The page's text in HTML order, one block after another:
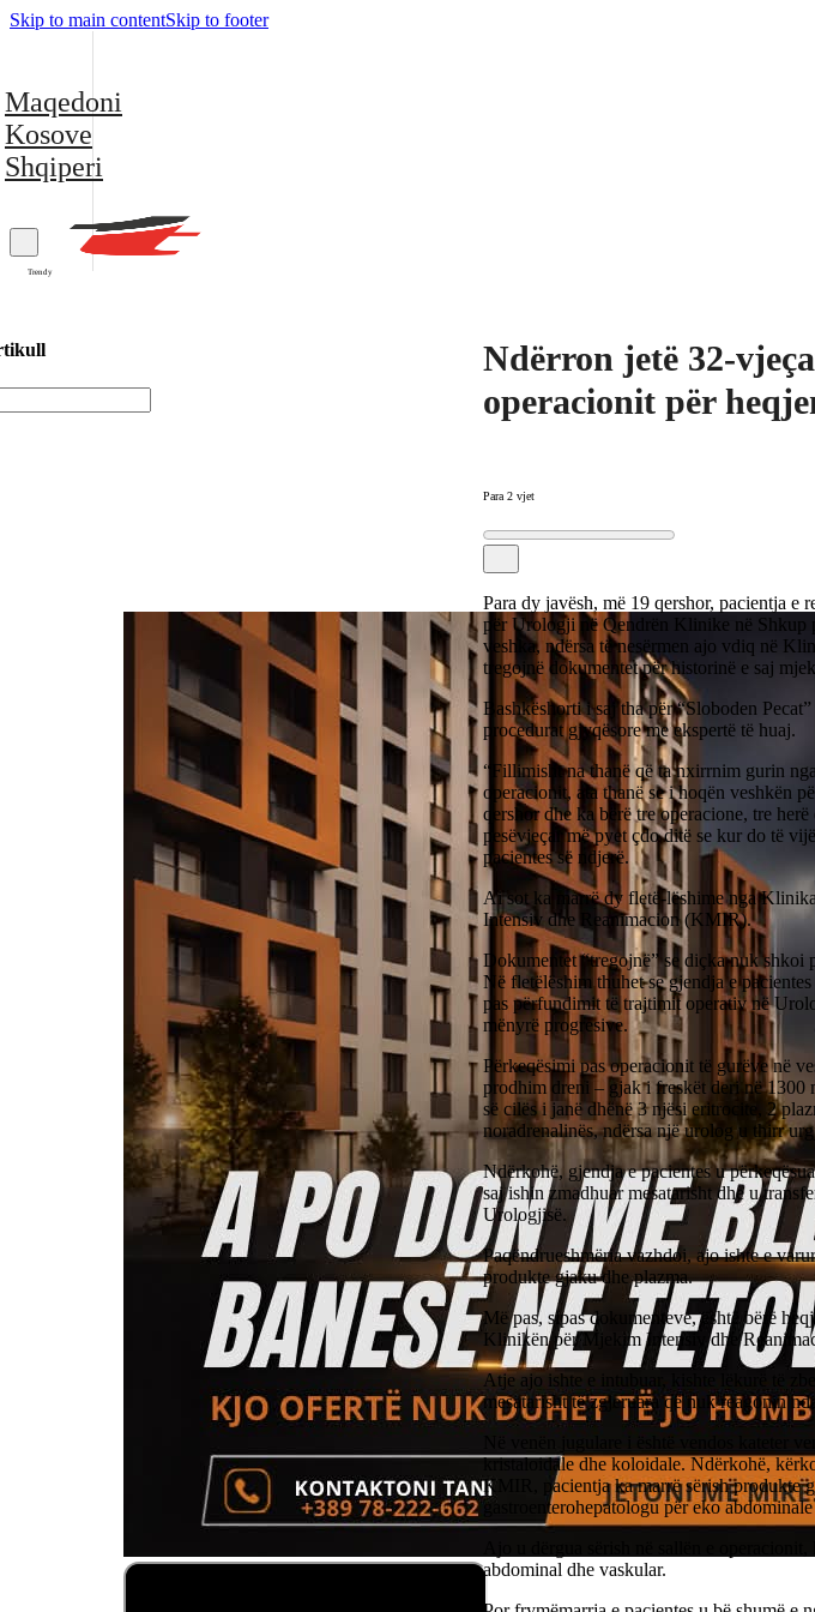
Skip to main contentSkip to footer
Maqedoni
Kosove
Shqiperi
Trendy
Ndërron jetë 32-
operacionit për
Para 2 vjet
Para dy javësh, më 19 qershor, pacientja
për Urologji në Qendrën Klinike në Shkup
veshka, ndërsa të nesërmen ajo vdiq në
tregojnë dokumentet për historinë e saj
Bashkëshorti i saj tha për “Sloboden Pecat”
procedurat gjyqësore me ekspertë të huaj.
“Fillimisht na thanë që ta nxirrnim gurin
operacionit, ata thanë se i hoqën veshkën
qershor dhe ka bërë tre operacione, tre
pesëvjeçar më pyet çdo ditë se kur do të
pacientes së ndjerë.
Ai sot ka marrë dy fletë-lëshime nga
Intensiv dhe Reanimacion (KMIR).
Dokumentet “tregojnë” se diçka nuk shkoi
Në fletëlëshim thuhet se gjendja e
pas përfundimit të trajtimit operativ në
mënyrë progresive.
Përkeqësimi pas operacionit të gurëve në
prodhim dreni – gjak i freskët deri në 1300
së cilës i janë dhënë 3 njësi eritrocite, 2
noradrenalinës, ndërsa një urolog u thirr
Ndërkohë, gjendja e pacientes u
saj ishin zmadhuar mesatarisht dhe u
Urologjisë.
Paqëndrueshmëria vazhdoi, ajo ishte e
produkte gjaku dhe plazma.
Më pas, sipas dokumenteve, është bërë
Klinikën për Mjekim Intensiv dhe
Atje ajo ishte e intubuar, kishte lëkurë të
mesatarisht të zgjeruara që nuk reagonin
Në venën jugulare i është vendos kateter
kristaloidale dhe koloidale. Ndërkohë,
KMIR, pacientja ka marrë sërish produkte
gastroenterohepatologu për eko
abdominal dhe vaskular.